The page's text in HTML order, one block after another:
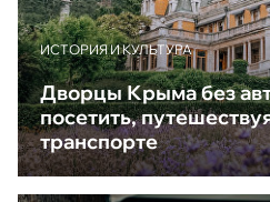
ИСТОРИЯ И КУЛЬТУРА
Дворцы Крыма без
посетить,
транспорте